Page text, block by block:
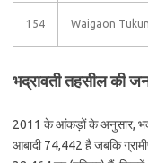
154 Waigaon
भद्रावती तहसील
2011 के आंकड़ों के अनुसार,
आबादी 74,442 है जबकि